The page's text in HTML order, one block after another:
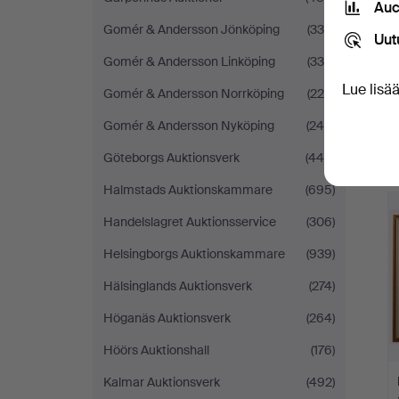
Gomér & Andersson Jönköping
(335)
Gomér & Andersson Linköping
(336)
Gomér & Andersson Norrköping
(220)
Gomér & Andersson Nyköping
(246)
Göteborgs Auktionsverk
(444)
Halmstads Auktionskammare
(695)
Handelslagret Auktionsservice
(306)
Helsingborgs Auktionskammare
(939)
Hälsinglands Auktionsverk
(274)
Höganäs Auktionsverk
(264)
Höörs Auktionshall
(176)
Kalmar Auktionsverk
(492)
Lue lisää